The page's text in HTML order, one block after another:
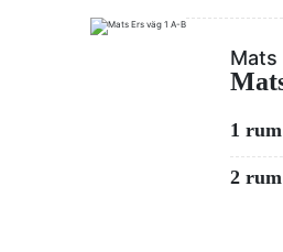
Mats
1
2